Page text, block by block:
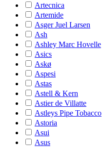
Artecnica
Artemide
Asger Juel Larsen
Ash
Ashley Marc Hovelle
Asics
Askø
Aspesi
Astas
Astell & Kern
Astier de Villatte
Astleys Pipe Tobacco
Astoria
Asui
Asus